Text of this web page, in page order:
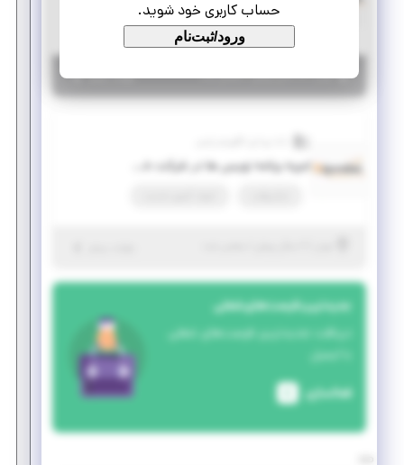
حساب کاربری خود شوید.
ورود/ثبت‌نام
تمام وقت امریه، کسری خدمت
تهران |۵ سال پیش | منقضی شده جزئیات بیشتر
جدیدترین فرصت‌های شغلی
دریافت جدیدترین فرصت‌های شغلی
با ایمیل
فعالسازی